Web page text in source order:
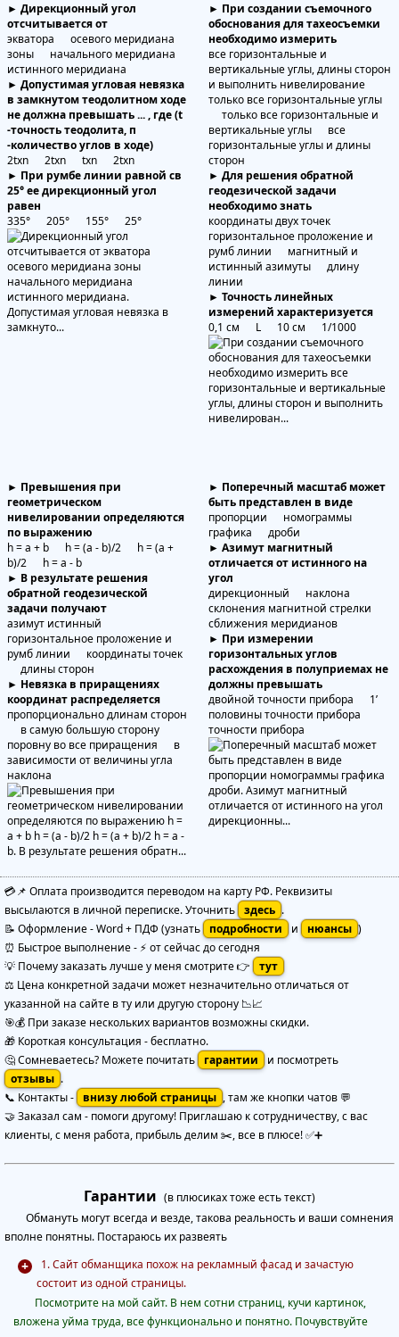
► Дирекционный угол
отсчитывается от
экватора осевого меридиана
зоны начального меридиана
истинного меридиана
► Допустимая угловая невязка
в замкнутом теодолитном ходе
не должна превышать ... , где (t
-точность теодолита, п
-количество углов в ходе)
2tхn 2tхn tхn 2tхn
► При румбе линии равной св
25° ее дирекционный угол
равен
335° 205° 155° 25°
► При создании съемочного
обоснования для тахеосъемки
необходимо измерить
все горизонтальные и
вертикальные углы, длины сторон
и выполнить нивелирование
только все горизонтальные углы
только все горизонтальные и
вертикальные углы все
горизонтальные углы и длины
сторон
► Для решения обратной
геодезической задачи
необходимо знать
координаты двух точек
горизонтальное проложение и
румб линии магнитный и
истинный азимуты длину
линии
► Точность линейных
измерений характеризуется
0,1 см L 10 см 1/1000
► Превышения при
геометрическом
нивелировании определяются
по выражению
h = а + b h = (а - b)/2 h = (а +
b)/2 h = а - b
► В результате решения
обратной геодезической
задачи получают
азимут истинный
горизонтальное проложение и
румб линии координаты точек
длины сторон
► Невязка в приращениях
координат распределяется
пропорционально длинам сторон
в самую большую сторону
поровну во все приращения в
зависимости от величины угла
наклона
► Поперечный масштаб может
быть представлен в виде
пропорции номограммы
графика дроби
► Азимут магнитный
отличается от истинного на
угол
дирекционный наклона
склонения магнитной стрелки
сближения меридианов
► При измерении
горизонтальных углов
расхождения в полуприемах не
должны превышать
двойной точности прибора 1’
половины точности прибора
точности прибора
💳📌 Оплата производится переводом на карту РФ. Реквизиты
высылаются в личной переписке. Уточнить здесь .
📝 Оформление-Word + ПДФ (узнать подробности и нюансы )
⏰ Быстрое выполнение- ⚡ от сейчас до сегодня
💡 Почему заказать лучше у меня смотрите 👉
тут
⚖️ Цена конкретной задачи может незначительно отличаться от
указанной на сайте в ту или другую сторону 📉📈
🎯💰 При заказе нескольких вариантов возможны скидки.
🎁 Короткая консультация - бесплатно.
🤔 Сомневаетесь? Можете почитать
гарантии
и посмотреть
отзывы .
📞 Контакты -
внизу любой страницы , там же кнопки чатов 💬
🤝 Заказал сам - помоги другому! Приглашаю к сотрудничеству, с вас
клиенты, с меня работа, прибыль делим ✂️, все в плюсе! ✅➕
Гарантии (в плюсиках тоже есть текст)
Обмануть могут всегда и везде, такова реальность и ваши сомнения
вполне понятны. Постараюсь их развеять
1. Сайт обманщика похож на рекламный фасад и зачастую
состоит из одной страницы.
Посмотрите на мой сайт. В нем сотни страниц, кучи картинок,
вложена уйма труда, все функционально и понятно. Почувствуйте